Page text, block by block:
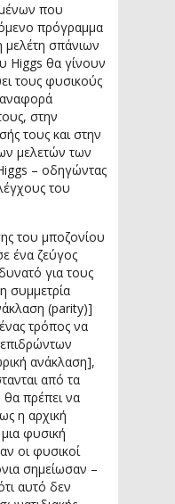
που
πρόγραμμα
σπάνιων
Higgs θα γίνουν
τους φυσικούς
στην
τους και στην
μελετών των
– οδηγώντας
του
του μποζονίου
ένα ζεύγος
για τους
συμμετρία
(parity)]
τρόπος να
ανάκλαση],
από τα
θα πρέπει να
η αρχική
φυσική
οι φυσικοί
σημείωσαν –
αυτό δεν